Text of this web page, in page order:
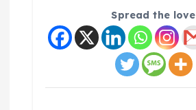
Spread the love